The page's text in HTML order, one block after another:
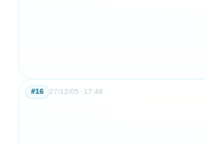
27/12/05 17:46
#16